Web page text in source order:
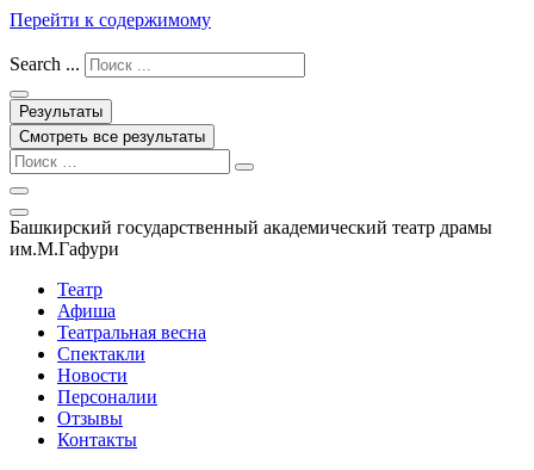
Перейти к содержимому
Search ...
Результаты
Смотреть все результаты
Башкирский государственный академический театр драмы
им.М.Гафури
Театр
Афиша
Театральная весна
Спектакли
Новости
Персоналии
Отзывы
Контакты